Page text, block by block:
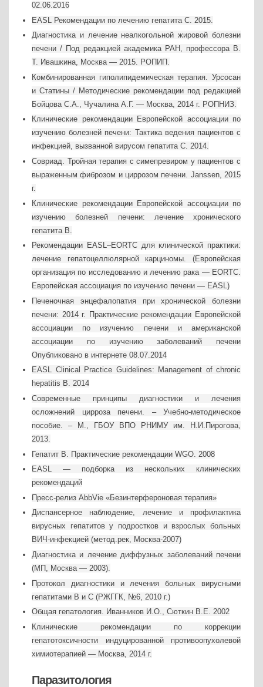
02.06.2016
EASL Рекомендации по лечению гепатита С. 2015.
Диагностика и лечение неалкогольной жировой болезни
печени / Под редакцией академика РАН, профессора В.
Т. Ивашкина, Москва — 2015. РОПИП.
Комбинированная гиполипидемическая терапия. Урсосан
и Статины / Методические рекомендации под редакцией
Бойцова С.А., Чучалина А.Г. — Москва, 2014 г. РОПНИЗ.
Клинические рекомендации Европейской ассоциации по
изучению болезней печени: Тактика ведения пациентов с
инфекцией, вызванной вирусом гепатита С. 2014.
Совриад. Тройная терапия с симепревиром у пациентов с
выраженным фиброзом и циррозом печени. Janssen, 2015
г.
Клинические рекомендации Европейской ассоциации по
изучению болезней печени: лечение хронического
гепатита В.
Рекомендации EASL–EORTC для клинической практики:
лечение гепатоцеллюлярной карциномы. (Европейская
организация по исследованию и лечению рака — EORTC.
Европейская ассоциация по изучению печени — EASL)
Печеночная энцефалопатия при хронической болезни
печени: 2014 г. Практические рекомендации Европейской
ассоциации по изучению печени и американской
ассоциации по изучению заболеваний печени
Опубликовано в интернете 08.07.2014
EASL Clinical Practice Guidelines: Management of chronic
hepatitis B. 2014
Современные принципы диагностики и лечения
осложнений цирроза печени. – Учебно-методическое
пособие. – М., ГБОУ ВПО РНИМУ им. Н.И.Пирогова,
2013.
Гепатит В. Практические рекомендации WGO. 2008
EASL — подборка из нескольких клинических
рекомендаций
Пресс-релиз AbbVie «Безинтерфероновая терапия»
Диспансерное наблюдение, лечение и профилактика
вирусных гепатитов у подростков и взрослых больных
ВИЧ-инфекцией (метод.рек, Москва-2007)
Диагностика и лечение диффузных заболеваний печени
(МП, Москва — 2003).
Протокол диагностики и лечения больных вирусными
гепатитами В и С (РЖГГК, №6, 2010 г.)
Общая гепатология. Иванников И.О., Сюткин В.Е. 2002
Клинические рекомендации по коррекции
гепатотоксичности индуцированной противоопухолевой
химиотерапией — Москва, 2014 г.
Паразитология